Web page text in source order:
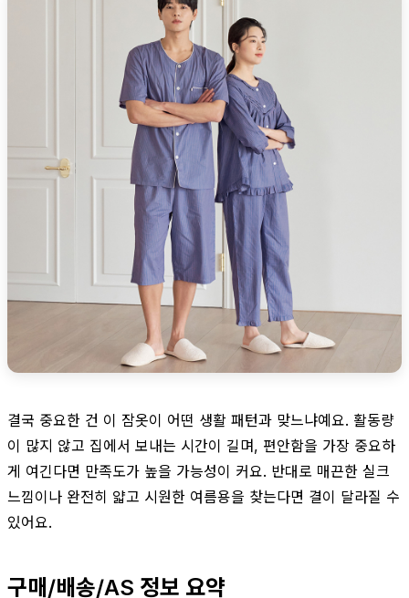
결국 중요한 건 이 잠옷이 어떤 생활 패턴과 맞느냐예요. 활동량
이 많지 않고 집에서 보내는 시간이 길며, 편안함을 가장 중요하
게 여긴다면 만족도가 높을 가능성이 커요. 반대로 매끈한 실크
느낌이나 완전히 얇고 시원한 여름용을 찾는다면 결이 달라질 수
있어요.
구매/배송/AS 정보 요약